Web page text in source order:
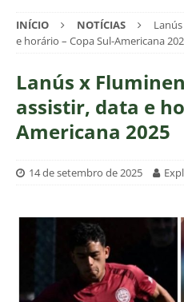
INÍCIO NOTÍCIAS
e horário – Copa Sul-Americana
Lanús x
assistir, data e
Americana 2025
14 de setembro de 2025